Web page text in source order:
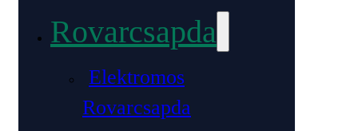
Rovarcsapda
Elektromos
Rovarcsapda